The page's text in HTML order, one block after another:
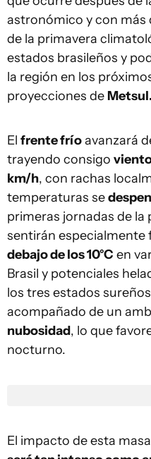
astronómico y con más
de la primavera
estados brasileños y
la región en los
proyecciones de Metsul.
El frente fríoavanzará
trayendo consigo
km/h, con rachas
temperaturas se
primeras jornadas de la
sentirán especialmente
debajo de los 10°C en
Brasil y potenciales
los tres estados
acompañado de un
nubosidad, lo que
nocturno.
El impacto de esta